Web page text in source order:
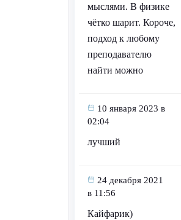
мыслями. В физике
чётко шарит. Короче,
подход к любому
преподавателю
найти можно
10 января 2023 в
02:04
лучший
24 декабря 2021
в 11:56
Кайфарик)